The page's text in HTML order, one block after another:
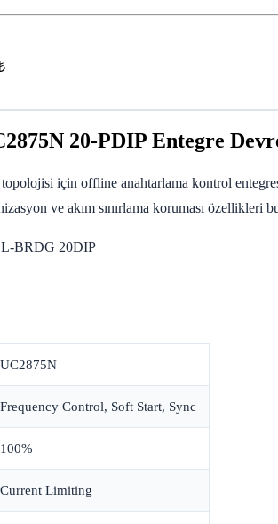
20-PDIP Entegre
için offline anahtarlama kontrol
ve akım sınırlama koruması özellikleri
BRDG 20DIP
UC2875N
Frequency Control, Soft Start, Sync
100%
Current Limiting